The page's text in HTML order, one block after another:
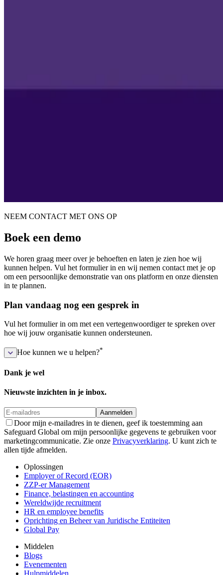
NEEM CONTACT MET ONS OP
Boek een demo
We horen graag meer over je behoeften en laten je zien hoe wij
kunnen helpen. Vul het formulier in en wij nemen contact met je op
om een persoonlijke demonstratie van ons platform en onze diensten
in te plannen.
Plan vandaag nog een gesprek in
Vul het formulier in om met een vertegenwoordiger te spreken over
hoe wij jouw organisatie kunnen ondersteunen.
Hoe kunnen we u helpen?*
Dank je wel
Nieuwste inzichten in je inbox.
Aanmelden
Door mijn e-mailadres in te dienen, geef ik toestemming aan
Safeguard Global om mijn persoonlijke gegevens te gebruiken voor
marketingcommunicatie. Zie onze Privacyverklaring. U kunt zich te
allen tijde afmelden.
Oplossingen
Employer of Record (EOR)
ZZP-er Management
Finance, belastingen en accounting
Wereldwijde recruitment
HR en employee benefits
Oprichting en Beheer van Juridische Entiteiten
Global Pay
Middelen
Blogs
Evenementen